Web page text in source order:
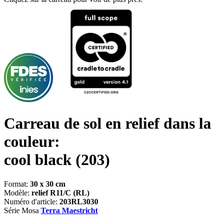
Carreau de sol en relief dans la
couleur:
cool black (203)
Format: 30 x 30 cm
Modèle: relief R11/C (RL)
Numéro d'article: 203RL3030
Série Mosa Terra Maestricht